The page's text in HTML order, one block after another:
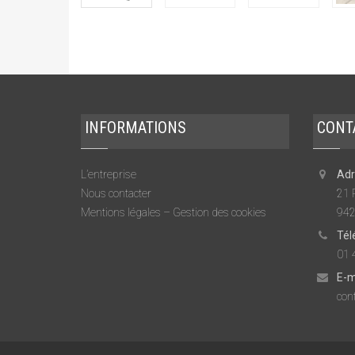
INFORMATIONS
L’entreprise
Nous contacter
Mentions légales – Gestion des cookies
21
01
E-